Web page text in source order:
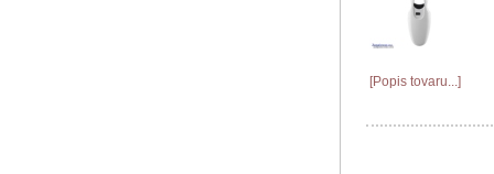
[Popis tovaru...]